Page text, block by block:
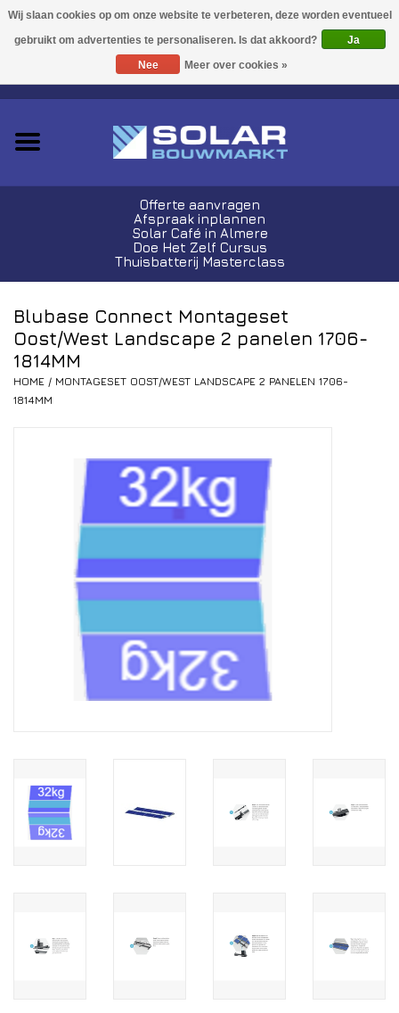
0 Artikelen - €0,00
Acties!
Kabels en Stekkers
Laadpalen
Gereedschap
Tips van de Expert
Servicecontract
Offerte aanvragen
Afspraak inplannen
Solar Café in Almere
Doe Het Zelf Cursus
Thuisbatterij Masterclass
Blubase Connect Montageset
Oost/West Landscape 2 panelen 1706-
1814MM
HOME / MONTAGESET OOST/WEST LANDSCAPE 2 PANELEN 1706-
1814MM
Ja
Nee
Meer over cookies »